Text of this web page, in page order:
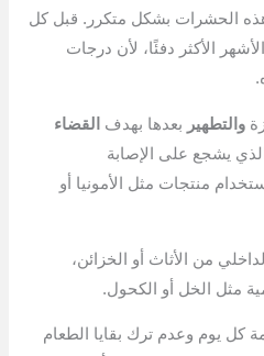
هذه الحشرات بشكل متكرر. قبل كل
الأكثر دفئًا، لأن درجات
والتطهير بعدها بهدف
القضاء
يشجع على الإصابة
منتجات مثل الأمونيا أو
من الأثاث أو الخزائن،
مثل الخل أو الكحول.
كل يوم وعدم ترك بقايا الطعام